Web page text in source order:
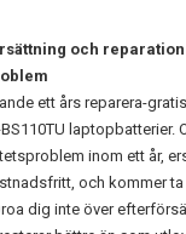
och
ett års reparera-
laptopbatterier.
inom ett år,
och kommer
dig inte över